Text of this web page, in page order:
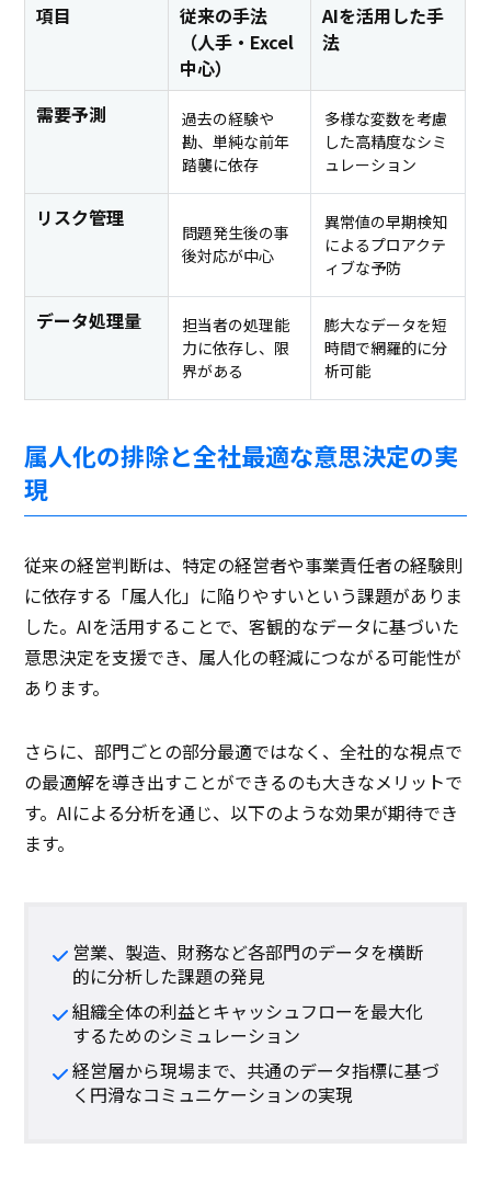
項目
従来の手法
（人手・Excel
中心）
AIを活用した手
法
需要予測
過去の経験や
勘、単純な前年
踏襲に依存
多様な変数を考慮
した高精度なシミ
ュレーション
リスク管理
問題発生後の事
後対応が中心
異常値の早期検知
によるプロアクテ
ィブな予防
データ処理量
担当者の処理能
力に依存し、限
界がある
膨大なデータを短
時間で網羅的に分
析可能
属人化の排除と全社最適な意思決定の実
現
従来の経営判断は、特定の経営者や事業責任者の経験則
に依存する「属人化」に陥りやすいという課題がありま
した。AIを活用することで、客観的なデータに基づいた
意思決定を支援でき、属人化の軽減につながる可能性が
あります。
さらに、部門ごとの部分最適ではなく、全社的な視点で
の最適解を導き出すことができるのも大きなメリットで
す。AIによる分析を通じ、以下のような効果が期待でき
ます。
営業、製造、財務など各部門のデータを横断
的に分析した課題の発見
組織全体の利益とキャッシュフローを最大化
するためのシミュレーション
経営層から現場まで、共通のデータ指標に基づ
く円滑なコミュニケーションの実現